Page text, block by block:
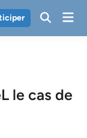
le cas de